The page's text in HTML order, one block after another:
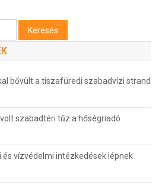
bővült a tiszafüredi szabadvízi strand
szabadtéri tűz a hőségriadó
és vízvédelmi intézkedések lépnek